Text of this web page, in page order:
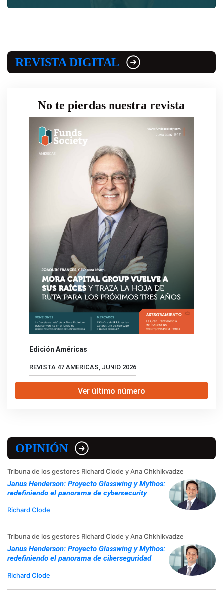
REVISTA DIGITAL
No te pierdas nuestra revista
Edición Américas
REVISTA 47 AMERICAS, JUNIO 2026
Ver último número
OPINIÓN
Tribuna de los gestores Richard Clode y Ana Chkhikvadze
Janus Henderson: Proyecto Glasswing y Mythos:
redefiniendo el panorama de cybersecurity
Richard Clode
Tribuna de los gestores Richard Clode y Ana Chkhikvadze
Janus Henderson: Proyecto Glasswing y Mythos:
redefiniendo el panorama de ciberseguridad
Richard Clode